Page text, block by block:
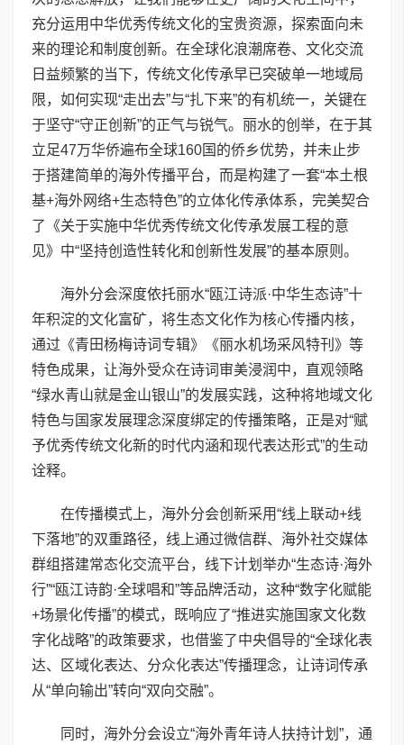
充分运用中华优秀传统文化的宝贵资源，探索面向未
来的理论和制度创新。在全球化浪潮席卷、文化交流
日益频繁的当下，传统文化传承早已突破单一地域局
限，如何实现“走出去”与“扎下来”的有机统一，关键在
于坚守“守正创新”的正气与锐气。丽水的创举，在于其
立足47万华侨遍布全球160国的侨乡优势，并未止步
于搭建简单的海外传播平台，而是构建了一套“本土根
基+海外网络+生态特色”的立体化传承体系，完美契合
了《关于实施中华优秀传统文化传承发展工程的意
见》中“坚持创造性转化和创新性发展”的基本原则。
海外分会深度依托丽水“瓯江诗派·中华生态诗”十
年积淀的文化富矿，将生态文化作为核心传播内核，
通过《青田杨梅诗词专辑》《丽水机场采风特刊》等
特色成果，让海外受众在诗词审美浸润中，直观领略
“绿水青山就是金山银山”的发展实践，这种将地域文化
特色与国家发展理念深度绑定的传播策略，正是对“赋
予优秀传统文化新的时代内涵和现代表达形式”的生动
诠释。
在传播模式上，海外分会创新采用“线上联动+线
下落地”的双重路径，线上通过微信群、海外社交媒体
群组搭建常态化交流平台，线下计划举办“生态诗·海外
行”“瓯江诗韵·全球唱和”等品牌活动，这种“数字化赋能
+场景化传播”的模式，既响应了“推进实施国家文化数
字化战略”的政策要求，也借鉴了中央倡导的“全球化表
达、区域化表达、分众化表达”传播理念，让诗词传承
从“单向输出”转向“双向交融”。
同时，海外分会设立“海外青年诗人扶持计划”，通